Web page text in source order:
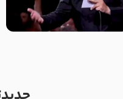
شور ، حسینا! به‌ حق زهرا «أُنْظُرْ
إِلَینا» – عزاداری شب هفتم ماه